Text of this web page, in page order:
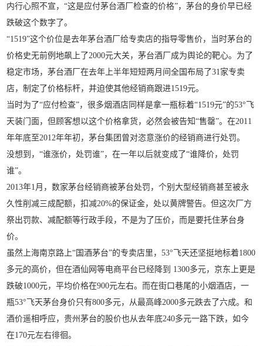
内行心照不宣，“这是应付茅台酒厂检查的价格”，茅台的身价早已经
跌破这个数字了。
“1519”这个价位是去年茅台酒厂给专卖店的指导零售价，当时茅台的
价格史无前例地飙上了2000元大关，茅台酒厂成为舆论的靶心。为了
稳定市场，茅台酒厂在去年上半年短短两月间全国布局了31家专卖
店，制定了价格标杆，并迫使其他经销商跟进1519元。
当时为了“应付检查”，很多烟酒店同样是拿一瓶标着“1519元”的53°飞
天装门面，但顾客想以这个价格拿货，必然会被告知“售罄”。在2011
年年底至2012年年初，茅台集团曾对恣意涨价的经销商进行处罚。
没想到，“谁涨价，处罚谁”，在一年以后就变成了“谁降价，处罚
谁”。
2013年1月，数家茅台经销商被茅台处罚，个别大型经销商甚至被永
久性削减三成配额，扣减20%的保证金，处以黄牌警告。但这次厂方
祭出罚款、减配额等行政手段，不是为了压价，而是要托住茅台身
价。
虽然上海南京路上“国酒茅台”的专卖店里，53°飞天还坚挺地标着1800
多元的高价，但在酒仙网等电商平台已经降到 1300多元，京东上更是
跌破1000元，平均价格在900元左右。而在街口巷尾的小烟酒店，一
瓶53°飞天茅台身价只有800多元，从最高峰2000多元跌去了六成。和
酒价遥相呼应，贵州茅台的股价也从去年底240多元一路下跌，如今
在170元左右徘徊。